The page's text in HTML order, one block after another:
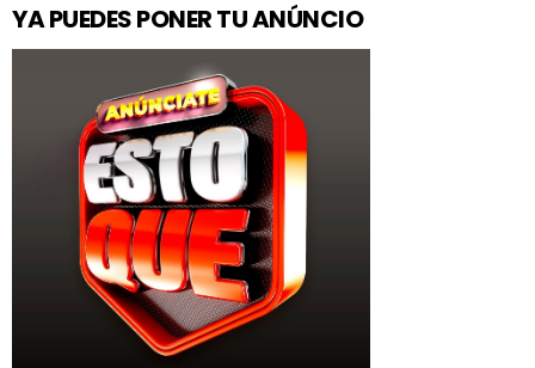
YA PUEDES PONER TU ANÚNCIO